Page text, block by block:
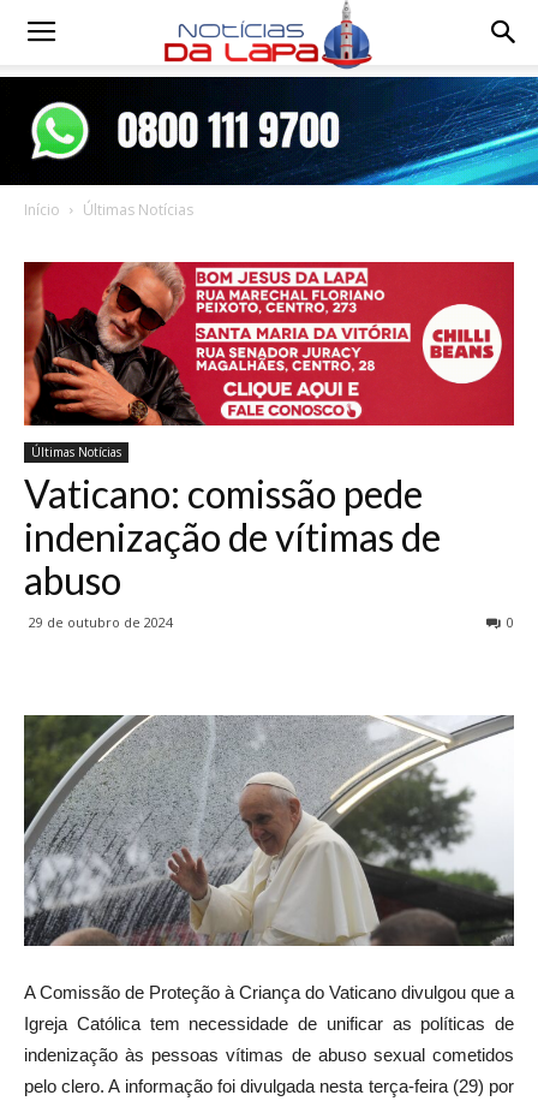
Notícias
Início Últimas Notícias
Últimas Notícias
Vaticano: comissão pede
indenização de vítimas de
abuso
29 de outubro de 2024 0
A Comissão de Proteção à Criança do Vaticano divulgou que a
Igreja Católica tem necessidade de unificar as políticas de
indenização às pessoas vítimas de abuso sexual cometidos
pelo clero. A informação foi divulgada nesta terça-feira (29) por